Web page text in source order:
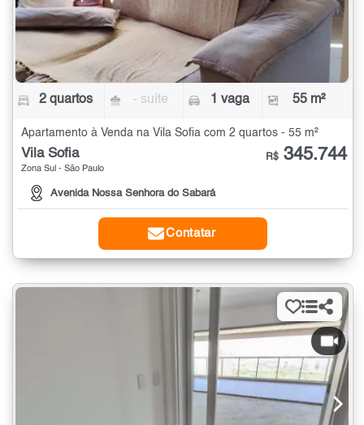
2 quartos - suíte 1 vaga 55 m²
Apartamento à Venda na Vila Sofia com 2 quartos - 55 m²
Vila Sofia
Zona Sul - São Paulo
Avenida Nossa Senhora do Sabará
R$ 345.744
Contatar